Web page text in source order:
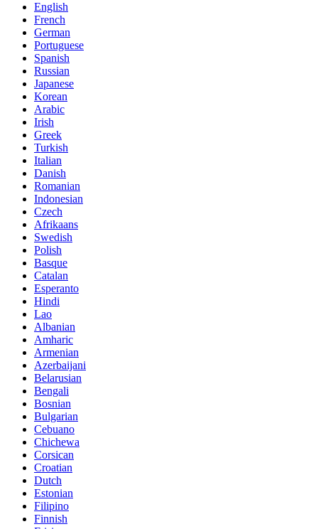
English
French
German
Portuguese
Spanish
Russian
Japanese
Korean
Arabic
Irish
Greek
Turkish
Italian
Danish
Romanian
Indonesian
Czech
Afrikaans
Swedish
Polish
Basque
Catalan
Esperanto
Hindi
Lao
Albanian
Amharic
Armenian
Azerbaijani
Belarusian
Bengali
Bosnian
Bulgarian
Cebuano
Chichewa
Corsican
Croatian
Dutch
Estonian
Filipino
Finnish